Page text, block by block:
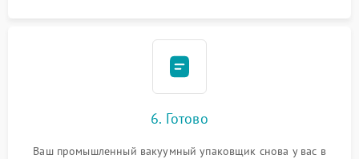
6. Готово
Ваш промышленный вакуумный упаковщик снова у вас в